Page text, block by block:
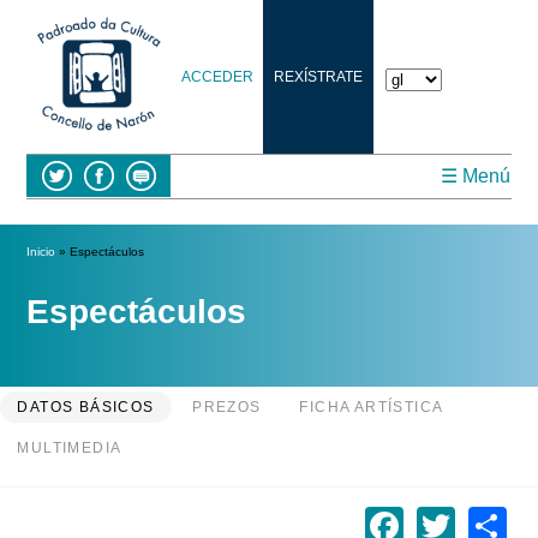
ACCEDER REXÍSTRATE
☰ Menú
Vostede está aquí
Inicio » Espectáculos
Espectáculos
DATOS BÁSICOS PREZOS FICHA ARTÍSTICA
MULTIMEDIA